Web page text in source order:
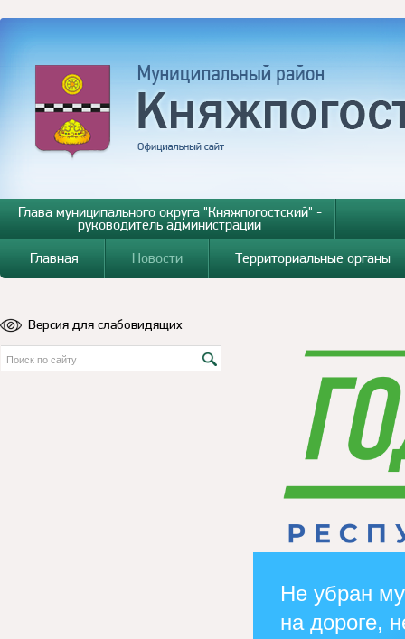
Глава муниципального округа "Княжпогостский" -
руководитель администрации
Главная
Новости Территориальные органы
Версия для слабовидящих
Не убран
на дороге,